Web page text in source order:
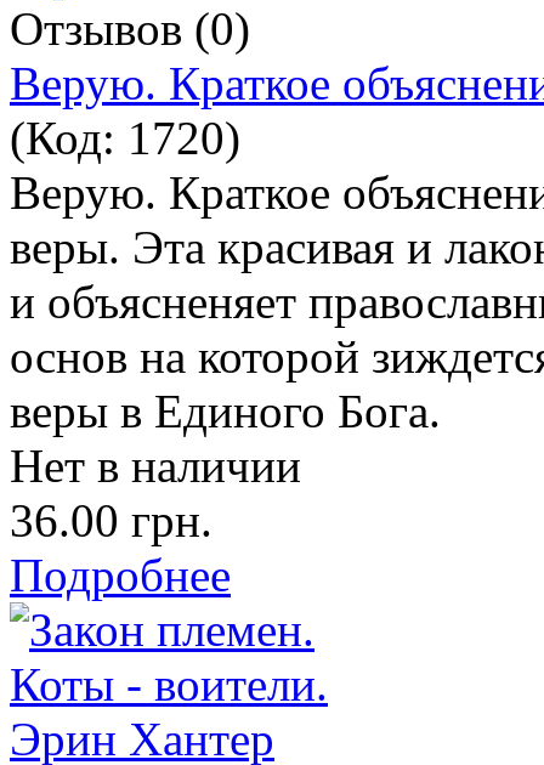
Отзывов (0)
Верую. Краткое
(Код: 1720)
Верую. Краткое
веры. Эта красивая и
и объясненяет
основ на которой
веры в Единого Бога.
Нет в наличии
36.00 грн.
Подробнее